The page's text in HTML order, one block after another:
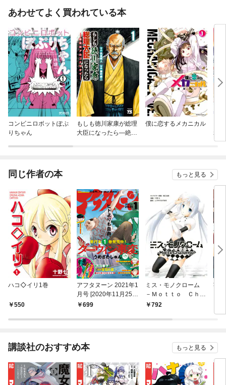
あわせてよく買われている本
コンビニロボットぽぷ
りちゃん
もしも徳川家康が総理
大臣になったら—絶東
僕に恋するメカニカル
れ
で
同じ作者の本 もっと見る
ハコ◇イリ1巻
550
アフタヌーン 2021年1
月号 [2020年11月25日
発売]
699
ミス・モノクローム
－Ｍｏｔｔｏ Ｃｈａ
ｌｌｅｎｇｅ－
792
芸
講談社のおすすめ本 もっと見る